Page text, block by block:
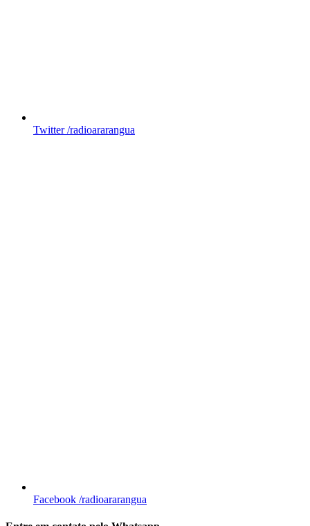
Twitter /radioararangua
Facebook /radioararangua